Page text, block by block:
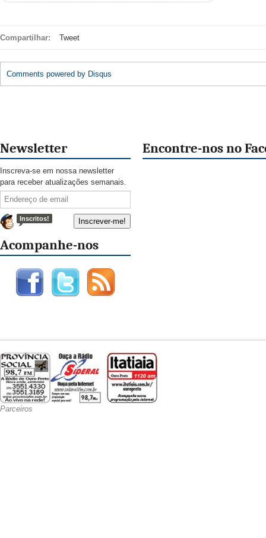
Compartilhar: Tweet
Comments powered by Disqus
Newsletter
Inscreva-se em nossa newsletter
para receber atualizações semanais.
Inscritos!
Acompanhe-nos
Encontre-nos no
Parceiros